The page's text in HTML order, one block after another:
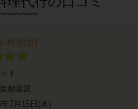
お料理代行
ト
都港区
年7月15日(水)